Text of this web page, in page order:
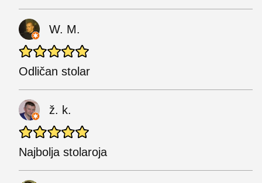
W. M.
Odličan stolar
ž. k.
Najbolja stolaroja